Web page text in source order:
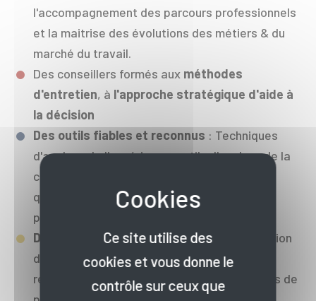
l'accompagnement des parcours professionnels
et la maitrise des évolutions des métiers & du
marché du travail.
Des conseillers formés aux méthodes
d'entretien, à l'approche stratégique d'aide à
la décision
Des outils fiables et reconnus : Techniques
d'analyse de l'expérience, outils d'analyse de la
compétence, portefeuille de compétences,
questionnaires et tests d'orientation et
plateforme pédagogique moovebox
Des travaux personnels tutorés
: Préparation
des séances, recherches accompagnées,
réalisation d'enquêtes ou d'immersion auprès de
Ce site utilise des
cookies et vous donne le
contrôle sur ceux que